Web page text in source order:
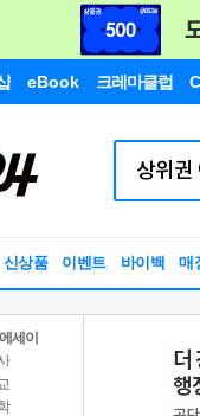
eBook 크레마클럽
신상품 이벤트 바이백 매
에세이